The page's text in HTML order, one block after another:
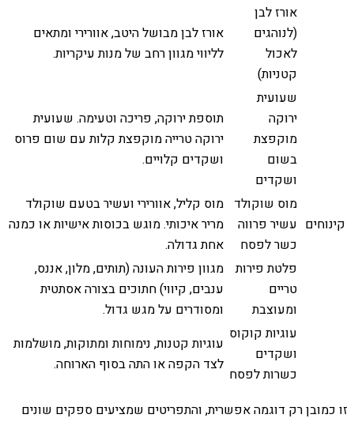
אורז לבן
(לנוהגים
לאכול
קטניות)
אורז לבן מבושל היטב, אוורירי ומתאים
לליווי מגוון רחב של מנות עיקריות.
שעועית
ירוקה
מוקפצת
בשום
ושקדים
תוספת ירוקה, פריכה וטעימה. שעועית
ירוקה טרייה מוקפצת קלות עם שום פרוס
ושקדים קלויים.
קינוחים
מוס שוקולד
עשיר פרווה
כשר לפסח
מוס קליל, אוורירי ועשיר בטעם שוקולד
מריר איכותי. מוגש בכוסות אישיות או כמנה
אחת גדולה.
פלטת פירות
טריים
ומעוצבת
מגוון פירות העונה (תותים, מלון, אננס,
ענבים, קיווי) חתוכים בצורה אסתטית
ומסודרים על מגש גדול.
עוגיות קוקוס
ושקדים
כשרות לפסח
עוגיות קטנות, נימוחות ומתוקות, מושלמות
לצד הקפה או התה בסוף הארוחה.
זו כמובן רק דוגמה אפשרית, והתפריטים שמציעים ספקים שונים